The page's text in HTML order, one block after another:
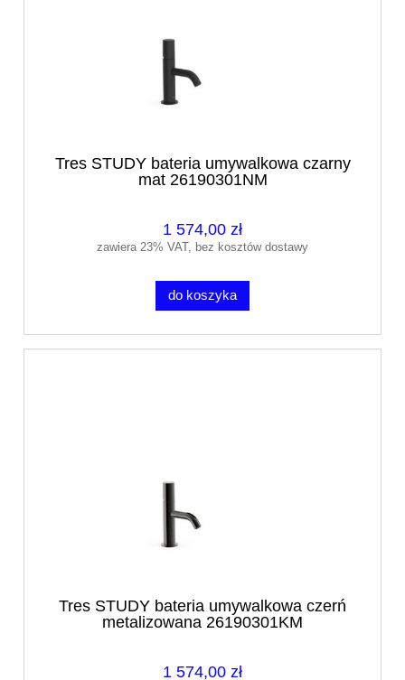
Tres STUDY bateria umywalkowa czarny
mat 26190301NM
1 574,00 zł
zawiera 23% VAT, bez kosztów dostawy
do koszyka
Tres STUDY bateria umywalkowa czerń
metalizowana 26190301KM
1 574,00 zł